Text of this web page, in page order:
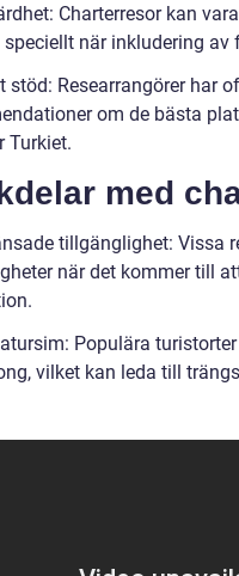
Charterresor kan
speciellt när inkludering av
stöd: Researrangörer har
om de bästa
Turkiet.
med
tillgänglighet: Vissa
när det kommer till
Populära
vilket kan leda till